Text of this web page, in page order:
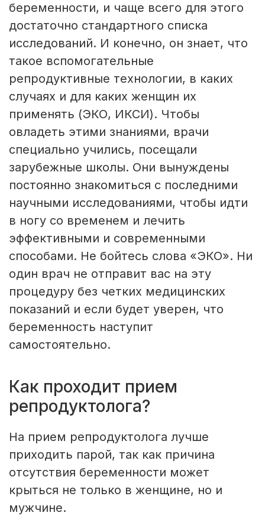
беременности, и чаще всего для этого
достаточно стандартного списка
исследований. И конечно, он знает, что
такое вспомогательные
репродуктивные технологии, в каких
случаях и для каких женщин их
применять (ЭКО, ИКСИ). Чтобы
овладеть этими знаниями, врачи
специально учились, посещали
зарубежные школы. Они вынуждены
постоянно знакомиться с последними
научными исследованиями, чтобы идти
в ногу со временем и лечить
эффективными и современными
способами. Не бойтесь слова «ЭКО». Ни
один врач не отправит вас на эту
процедуру без четких медицинских
показаний и если будет уверен, что
беременность наступит
самостоятельно.
Как проходит прием
репродуктолога?
На прием репродуктолога лучше
приходить парой, так как причина
отсутствия беременности может
крыться не только в женщине, но и
мужчине.